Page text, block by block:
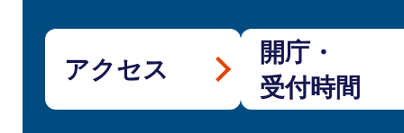
アクセス
開庁・
受付時間